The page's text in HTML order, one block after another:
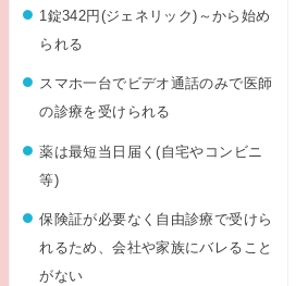
1錠342円(ジェネリック)～から始め
られる
スマホ一台でビデオ通話のみで医師
の診療を受けられる
薬は最短当日届く(自宅やコンビニ
等)
保険証が必要なく自由診療で受けら
れるため、会社や家族にバレること
がない